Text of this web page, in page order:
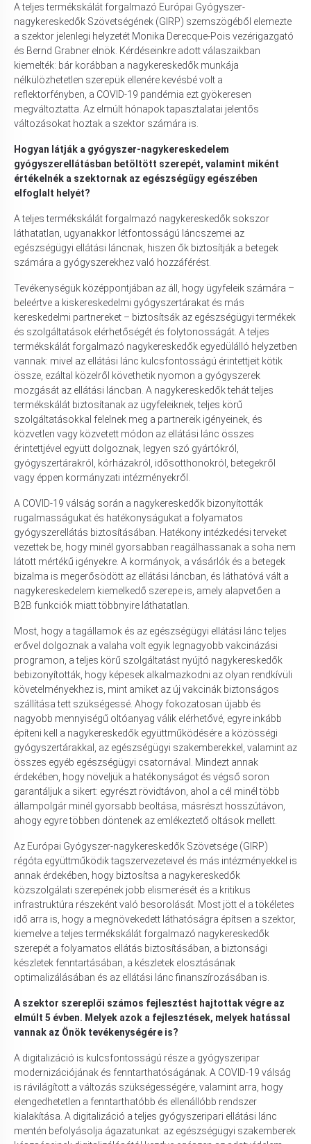
A teljes termékskálát forgalmazó Európai Gyógyszer-
nagykereskedők Szövetségének (GIRP) szemszögéből elemezte
a szektor jelenlegi helyzetét Monika Derecque-Pois vezérigazgató
és Bernd Grabner elnök. Kérdéseinkre adott válaszaikban
kiemelték: bár korábban a nagykereskedők munkája
nélkülözhetetlen szerepük ellenére kevésbé volt a
reflektorfényben, a COVID-19 pandémia ezt gyökeresen
megváltoztatta. Az elmúlt hónapok tapasztalatai jelentős
változásokat hoztak a szektor számára is.
Hogyan látják a gyógyszer-nagykereskedelem
gyógyszerellátásban betöltött szerepét, valamint miként
értékelnék a szektornak az egészségügy egészében
elfoglalt helyét?
A teljes termékskálát forgalmazó nagykereskedők sokszor
láthatatlan, ugyanakkor létfontosságú láncszemei az
egészségügyi ellátási láncnak, hiszen ők biztosítják a betegek
számára a gyógyszerekhez való hozzáférést.
Tevékenységük középpontjában az áll, hogy ügyfeleik számára –
beleértve a kiskereskedelmi gyógyszertárakat és más
kereskedelmi partnereket – biztosítsák az egészségügyi termékek
és szolgáltatások elérhetőségét és folytonosságát. A teljes
termékskálát forgalmazó nagykereskedők egyedülálló helyzetben
vannak: mivel az ellátási lánc kulcsfontosságú érintettjeit kötik
össze, ezáltal közelről követhetik nyomon a gyógyszerek
mozgását az ellátási láncban. A nagykereskedők tehát teljes
termékskálát biztosítanak az ügyfeleiknek, teljes körű
szolgáltatásokkal felelnek meg a partnereik igényeinek, és
közvetlen vagy közvetett módon az ellátási lánc összes
érintettjével együtt dolgoznak, legyen szó gyártókról,
gyógyszertárakról, kórházakról, idősotthonokról, betegekről
vagy éppen kormányzati intézményekről.
A COVID-19 válság során a nagykereskedők bizonyították
rugalmasságukat és hatékonyságukat a folyamatos
gyógyszerellátás biztosításában. Hatékony intézkedési terveket
vezettek be, hogy minél gyorsabban reagálhassanak a soha nem
látott mértékű igényekre. A kormányok, a vásárlók és a betegek
bizalma is megerősödött az ellátási láncban, és láthatóvá vált a
nagykereskedelem kiemelkedő szerepe is, amely alapvetően a
B2B funkciók miatt többnyire láthatatlan.
Most, hogy a tagállamok és az egészségügyi ellátási lánc teljes
erővel dolgoznak a valaha volt egyik legnagyobb vakcinázási
programon, a teljes körű szolgáltatást nyújtó nagykereskedők
bebizonyították, hogy képesek alkalmazkodni az olyan rendkívüli
követelményekhez is, mint amiket az új vakcinák biztonságos
szállítása tett szükségessé. Ahogy fokozatosan újabb és
nagyobb mennyiségű oltóanyag válik elérhetővé, egyre inkább
építeni kell a nagykereskedők együttműködésére a közösségi
gyógyszertárakkal, az egészségügyi szakemberekkel, valamint az
összes egyéb egészségügyi csatornával. Mindezt annak
érdekében, hogy növeljük a hatékonyságot és végső soron
garantáljuk a sikert: egyrészt rövidtávon, ahol a cél minél több
állampolgár minél gyorsabb beoltása, másrészt hosszútávon,
ahogy egyre többen döntenek az emlékeztető oltások mellett.
Az Európai Gyógyszer-nagykereskedők Szövetsége (GIRP)
régóta együttműködik tagszervezeteivel és más intézményekkel is
annak érdekében, hogy biztosítsa a nagykereskedők
közszolgálati szerepének jobb elismerését és a kritikus
infrastruktúra részeként való besorolását. Most jött el a tökéletes
idő arra is, hogy a megnövekedett láthatóságra építsen a szektor,
kiemelve a teljes termékskálát forgalmazó nagykereskedők
szerepét a folyamatos ellátás biztosításában, a biztonsági
készletek fenntartásában, a készletek elosztásának
optimalizálásában és az ellátási lánc finanszírozásában is.
A szektor szereplői számos fejlesztést hajtottak végre az
elmúlt 5 évben. Melyek azok a fejlesztések, melyek hatással
vannak az Önök tevékenységére is?
A digitalizáció is kulcsfontosságú része a gyógyszeripar
modernizációjának és fenntarthatóságának. A COVID-19 válság
is rávilágított a változás szükségességére, valamint arra, hogy
elengedhetetlen a fenntarthatóbb és ellenállóbb rendszer
kialakítása. A digitalizáció a teljes gyógyszeripari ellátási lánc
mentén befolyásolja ágazatunkat: az egészségügyi szakemberek